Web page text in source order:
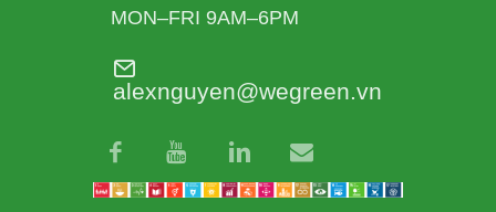
MON–FRI 9AM–6PM
alexnguyen@wegreen.vn